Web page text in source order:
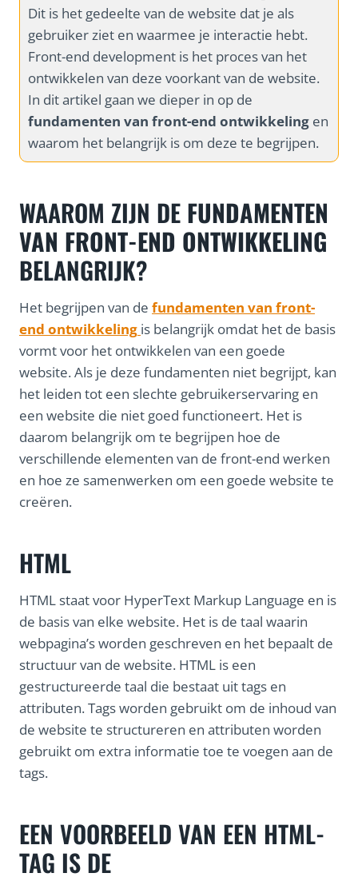
Dit is het gedeelte van de website dat je als
gebruiker ziet en waarmee je interactie hebt.
Front-end development is het proces van het
ontwikkelen van deze voorkant van de website.
In dit artikel gaan we dieper in op de
fundamenten van front-end ontwikkeling en
waarom het belangrijk is om deze te begrijpen.
WAAROM ZIJN DE FUNDAMENTEN
VAN FRONT-END ONTWIKKELING
BELANGRIJK?
Het begrijpen van de fundamenten van front-
end ontwikkeling is belangrijk omdat het de basis
vormt voor het ontwikkelen van een goede
website. Als je deze fundamenten niet begrijpt, kan
het leiden tot een slechte gebruikerservaring en
een website die niet goed functioneert. Het is
daarom belangrijk om te begrijpen hoe de
verschillende elementen van de front-end werken
en hoe ze samenwerken om een goede website te
creëren.
HTML
HTML staat voor HyperText Markup Language en is
de basis van elke website. Het is de taal waarin
webpagina’s worden geschreven en het bepaalt de
structuur van de website. HTML is een
gestructureerde taal die bestaat uit tags en
attributen. Tags worden gebruikt om de inhoud van
de website te structureren en attributen worden
gebruikt om extra informatie toe te voegen aan de
tags.
EEN VOORBEELD VAN EEN HTML-
TAG IS DE